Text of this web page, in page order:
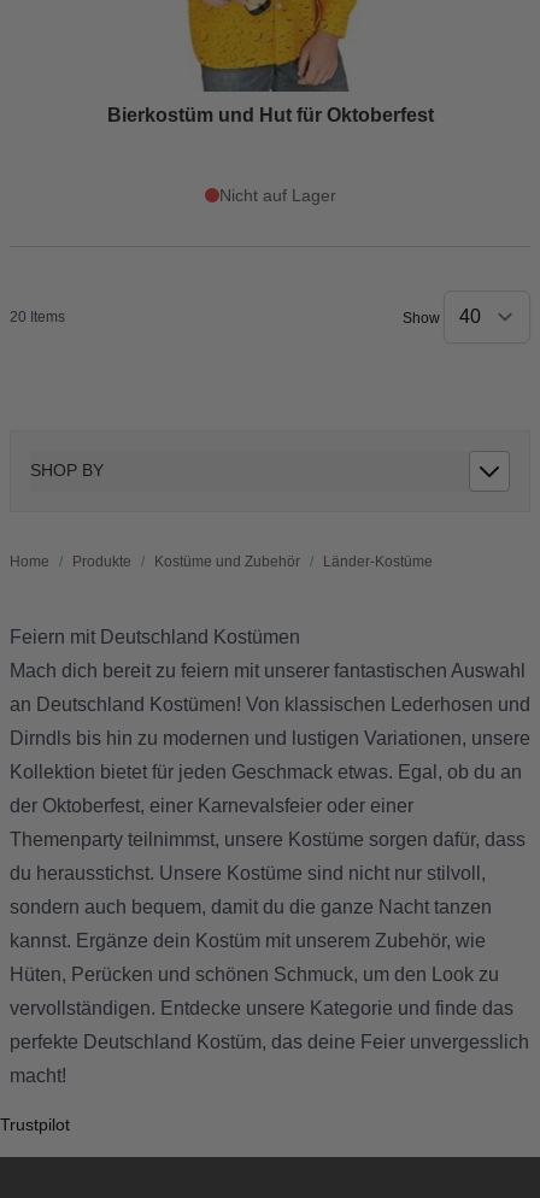
SHOP BY
Home / Produkte / Kostüme und Zubehör / Länder-Kostüme
Bierkostüm und Hut für Oktoberfest
Nicht auf Lager
20 Items Show
Feiern mit Deutschland Kostümen
Mach dich bereit zu feiern mit unserer fantastischen Auswahl
an Deutschland Kostümen! Von klassischen Lederhosen und
Dirndls bis hin zu modernen und lustigen Variationen, unsere
Kollektion bietet für jeden Geschmack etwas. Egal, ob du an
der Oktoberfest, einer Karnevalsfeier oder einer
Themenparty teilnimmst, unsere Kostüme sorgen dafür, dass
du herausstichst. Unsere Kostüme sind nicht nur stilvoll,
sondern auch bequem, damit du die ganze Nacht tanzen
kannst. Ergänze dein Kostüm mit unserem Zubehör, wie
Hüten, Perücken und schönen Schmuck, um den Look zu
vervollständigen. Entdecke unsere Kategorie und finde das
perfekte Deutschland Kostüm, das deine Feier unvergesslich
macht!
Trustpilot